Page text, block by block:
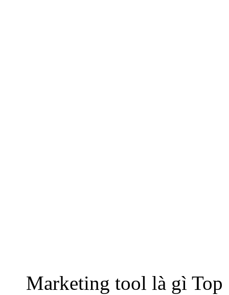
Marketing tool là gì Top